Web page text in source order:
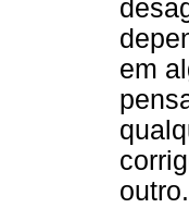
em
outro.